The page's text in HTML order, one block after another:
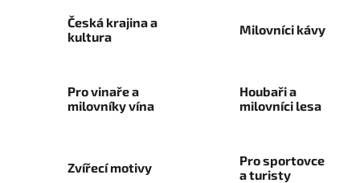
Česká krajina a
kultura
Milovníci kávy
Pro vinaře a
milovníky vína
Houbaři a
milovníci lesa
Zvířecí motivy
Pro sportovce
a turisty